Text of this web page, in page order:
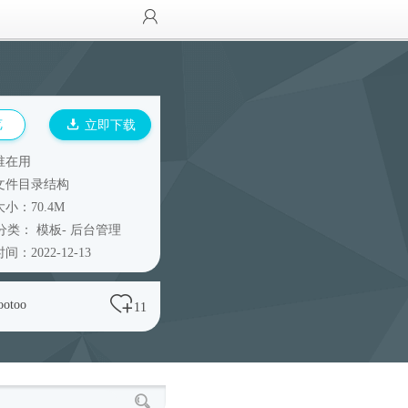
立即下载
在用
件目录结构
小：70.4M
类： 模板- 后台管理
间：2022-12-13
11